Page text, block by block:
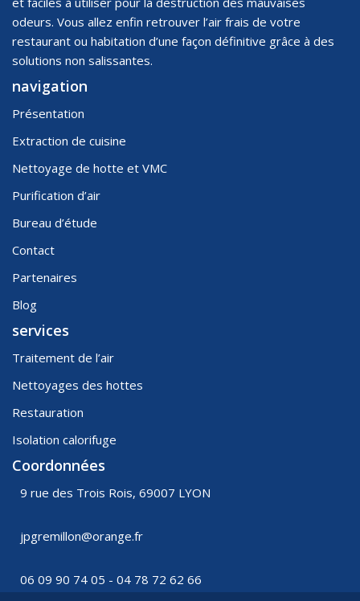
odeurs. Vous allez enfin retrouver l’air frais de votre
restaurant ou habitation d’une façon définitive grâce à des
solutions non salissantes.
navigation
Présentation
Extraction de cuisine
Nettoyage de hotte et VMC
Purification d’air
Bureau d’étude
Contact
Partenaires
Blog
services
Traitement de l’air
Nettoyages des hottes
Restauration
Isolation calorifuge
Coordonnées
9 rue des Trois Rois, 69007 LYON
jpgremillon@orange.fr
06 09 90 74 05 - 04 78 72 62 66